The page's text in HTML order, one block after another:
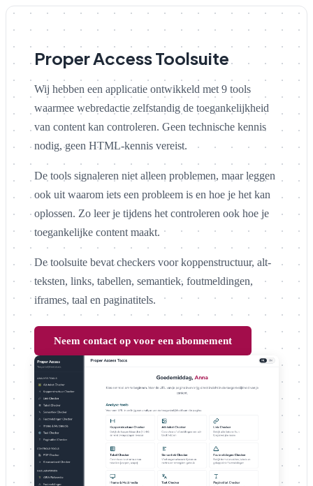
Proper Access Toolsuite
Wij hebben een applicatie ontwikkeld met 9 tools
waarmee webredactie zelfstandig de toegankelijkheid
van content kan controleren. Geen technische kennis
nodig, geen HTML-kennis vereist.
De tools signaleren niet alleen problemen, maar leggen
ook uit waarom iets een probleem is en hoe je het kan
oplossen. Zo leer je tijdens het controleren ook hoe je
toegankelijke content maakt.
De toolsuite bevat checkers voor koppenstructuur, alt-
teksten, links, tabellen, semantiek, foutmeldingen,
iframes, taal en paginatitels.
Neem contact op voor een abonnement